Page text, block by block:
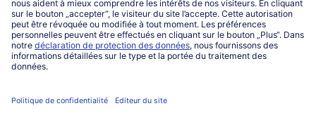
service@bofrost.lu
027863232
Lu-ve : 8h-20h Sa : 10h-16h